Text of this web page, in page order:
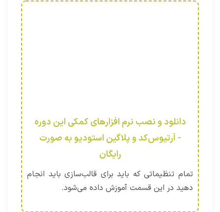
دانلود و نصب نرم افزارهای کمکی این دوره
- آرتیوس‌کد و پلاگین استودیو به صورت
رایگان
تمام تنظیماتی که باید برای قالب‌سازی باید انجام
دهید در این قسمت آموزش داده می‌شود.